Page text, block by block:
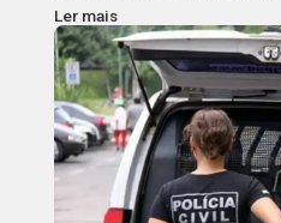
Ler mais